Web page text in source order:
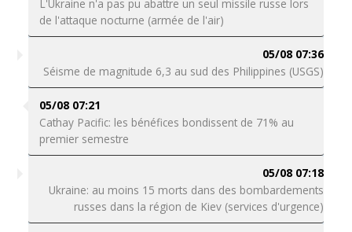
L'Ukraine n'a pas pu abattre un seul missile russe lors
de l'attaque nocturne (armée de l'air)
05/08 07:36
Séisme de magnitude 6,3 au sud des Philippines (USGS)
05/08 07:21
Cathay Pacific: les bénéfices bondissent de 71% au
premier semestre
05/08 07:18
Ukraine: au moins 15 morts dans des bombardements
russes dans la région de Kiev (services d'urgence)